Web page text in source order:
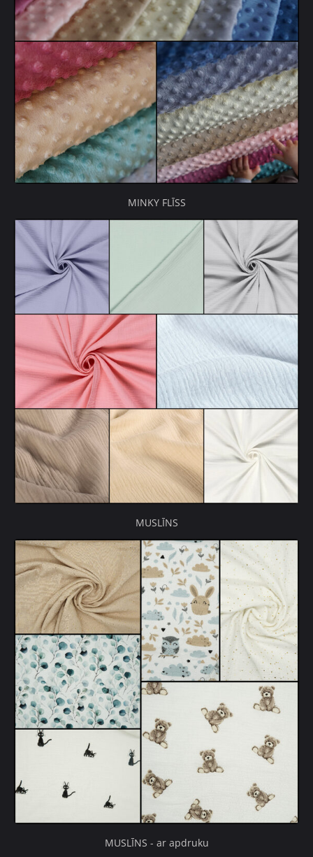
MINKY FLĪSS
MUSLĪNS
MUSLĪNS - ar apdruku